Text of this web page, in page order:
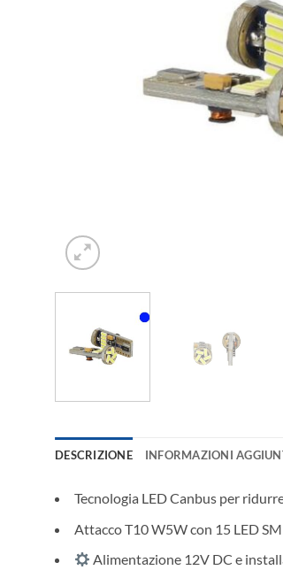
DESCRIZIONE INFORMAZIONI
Tecnologia LED Canbus per
Attacco T10 W5W con 15 LED
Alimentazione 12V DC e